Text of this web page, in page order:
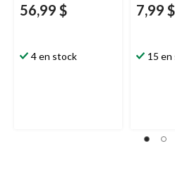
56,99 $
4 en stock
7,99 $
15